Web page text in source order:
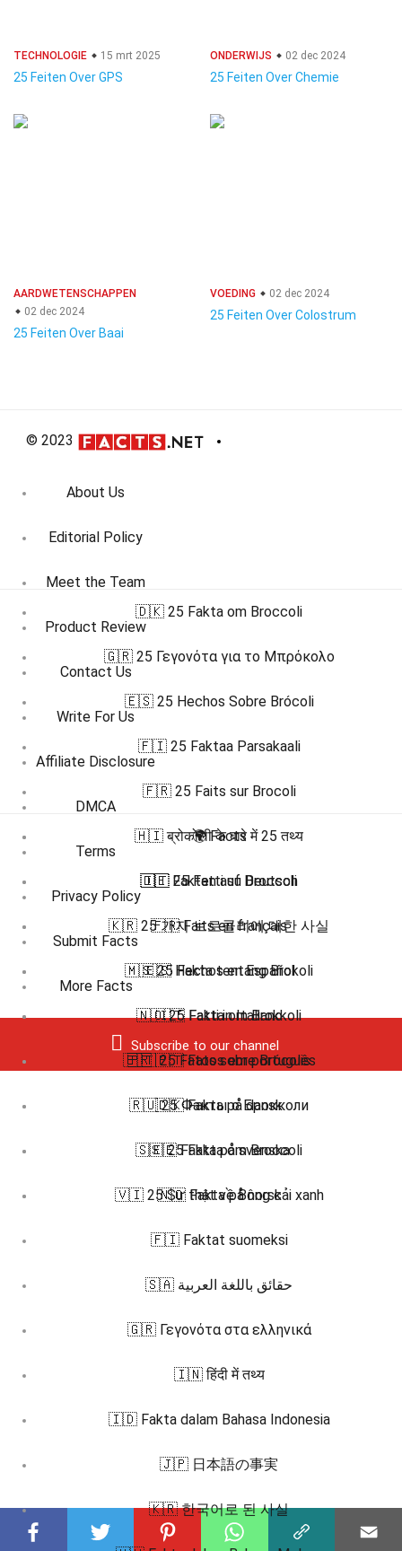
TECHNOLOGIE 15 mrt 2025
25 Feiten Over GPS
ONDERWIJS 02 dec 2024
25 Feiten Over Chemie
AARDWETENSCHAPPEN
02 dec 2024
25 Feiten Over Baai
VOEDING 02 dec 2024
25 Feiten Over Colostrum
© 2023
About Us
Editorial Policy
Meet the Team
Product Review
Contact Us
Write For Us
Affiliate Disclosure
DMCA
Terms
Privacy Policy
Submit Facts
More Facts
Subscribe to our channel
🇩🇰 25 Fakta om Broccoli
🇬🇷 25 Γεγονότα για το Μπρόκολο
🇪🇸 25 Hechos Sobre Brócoli
🇫🇮 25 Faktaa Parsakaali
🇫🇷 25 Faits sur Brocoli
🇭🇮 ब्रोकोली के बारे में 25 तथ्य
🇮🇹 25 Fatti su Broccoli
🇰🇷 25 가지 브로콜리에 대한 사실
🇲🇸 25 Fakta tentang Brokoli
🇳🇴 25 Fakta om Brokkoli
🇵🇹 25 Fatos sobre Brócolis
🇷🇺 25 Факты о Брокколи
🇸🇪 25 Fakta om Broccoli
🇻🇮 25 Sự thật về Bông cải xanh
🌍 Facts
🇩🇪 Fakten auf Deutsch
🇫🇷 Faits en français
🇪🇸 Hechos en Español
🇮🇹 Fatti in Italiano
🇧🇷 🇵🇹 Fatos em português
🇩🇰 Fakta på dansk
🇸🇪 Fakta på svenska
🇳🇴 Fakta på norsk
🇫🇮 Faktat suomeksi
🇸🇦 حقائق باللغة العربية
🇬🇷 Γεγονότα στα ελληνικά
🇮🇳 हिंदी में तथ्य
🇮🇩 Fakta dalam Bahasa Indonesia
🇯🇵 日本語の事実
🇰🇷 한국어로 된 사실